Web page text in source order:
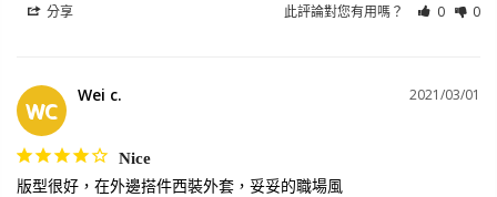
分享 此評論對您有用嗎？ 0 0
WC
2021/03/01
Wei c.
Nice
版型很好，在外邊搭件西裝外套，妥妥的職場風